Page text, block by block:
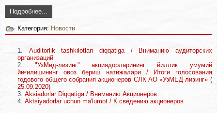
Подробнее...
Категория: Новости
Auditorlik tashkilotlari diqqatiga / Вниманию аудиторских
организаций
"УзМед-лизинг" акциядорларининг йиллик умумий
йиғилишининг овоз бериш натижалари / Итоги голосования
годового общего собрания акционеров СЛК АО «УзМЕД-лизинг» (
25.09.2020)
Aksiadorlar Diqqatiga / Вниманию Акционеров
Aktsiyadorlar uchun ma'lumot / К сведению акционеров